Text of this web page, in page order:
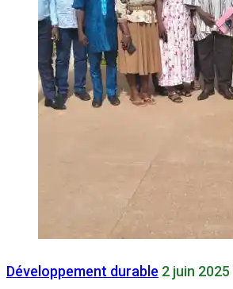
Développement durable 2 juin 2025